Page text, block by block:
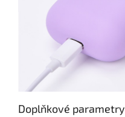
Doplňkové parametry